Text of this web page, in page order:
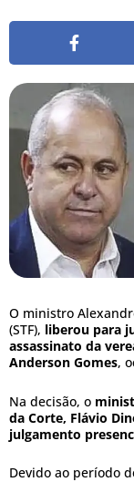
O ministro
(STF), liberou para
assassinato da
Anderson Gomes,
Na decisão, o
da Corte, Flávio
julgamento
Devido ao período